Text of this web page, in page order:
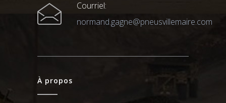
Courriel:
normand.gagne@pneusvillemaire.com
À propos